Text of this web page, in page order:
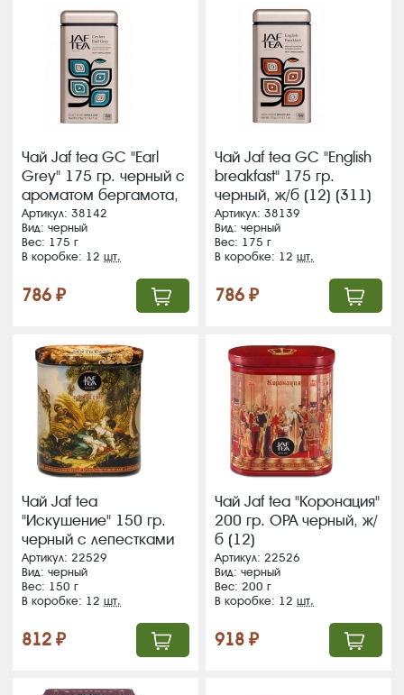
Чай Jaf tea GC "Earl
Grey" 175 гр. черный с
ароматом бергамота,
ж/б (12) (314)
Артикул: 38142
Вид: черный
Вес: 175 г
В коробке: 12шт.
786 ₽
Чай Jaf tea GC "English
breakfast" 175 гр.
черный, ж/б (12) (311)
Артикул: 38139
Вид: черный
Вес: 175 г
В коробке: 12шт.
786 ₽
Чай Jaf tea
"Искушение" 150 гр.
черный с лепестками
орхидеи, ж/б (12)
Артикул: 22529
Вид: черный
Вес: 150 г
В коробке: 12шт.
812 ₽
Чай Jaf tea "Коронация"
200 гр. ОРА черный, ж/
б (12)
Артикул: 22526
Вид: черный
Вес: 200 г
В коробке: 12шт.
918 ₽